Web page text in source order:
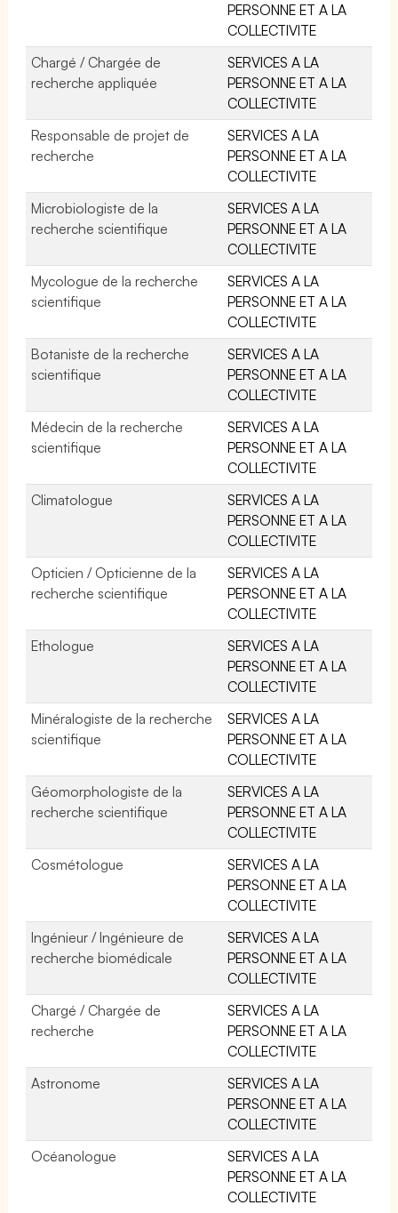
PERSONNE ET A LA
COLLECTIVITE
Chargé / Chargée de
recherche appliquée
SERVICES A LA
PERSONNE ET A LA
COLLECTIVITE
Responsable de projet de
recherche
SERVICES A LA
PERSONNE ET A LA
COLLECTIVITE
Microbiologiste de la
recherche scientifique
SERVICES A LA
PERSONNE ET A LA
COLLECTIVITE
Mycologue de la recherche
scientifique
SERVICES A LA
PERSONNE ET A LA
COLLECTIVITE
Botaniste de la recherche
scientifique
SERVICES A LA
PERSONNE ET A LA
COLLECTIVITE
Médecin de la recherche
scientifique
SERVICES A LA
PERSONNE ET A LA
COLLECTIVITE
Climatologue
SERVICES A LA
PERSONNE ET A LA
COLLECTIVITE
Opticien / Opticienne de la
recherche scientifique
SERVICES A LA
PERSONNE ET A LA
COLLECTIVITE
Ethologue
SERVICES A LA
PERSONNE ET A LA
COLLECTIVITE
Minéralogiste de la recherche
scientifique
SERVICES A LA
PERSONNE ET A LA
COLLECTIVITE
Géomorphologiste de la
recherche scientifique
SERVICES A LA
PERSONNE ET A LA
COLLECTIVITE
Cosmétologue
SERVICES A LA
PERSONNE ET A LA
COLLECTIVITE
Ingénieur / Ingénieure de
recherche biomédicale
SERVICES A LA
PERSONNE ET A LA
COLLECTIVITE
Chargé / Chargée de
recherche
SERVICES A LA
PERSONNE ET A LA
COLLECTIVITE
Astronome
SERVICES A LA
PERSONNE ET A LA
COLLECTIVITE
Océanologue
SERVICES A LA
PERSONNE ET A LA
COLLECTIVITE